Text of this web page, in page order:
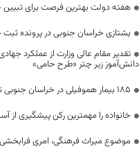
هفته دولت بهترین فرصت برای
یشتازی خراسان جنوبی در پرونده ثبت
دانش‌آموز زیر چتر «طرح حامی»
۱۸۵ بیمار هموفیلی در خراسان جنوبی تحت پوشش خدمات بیمه سلامت قرار دارند
خانواده را مهمترین رکن پیشگیری از
موضوع میراث فرهنگی، امری